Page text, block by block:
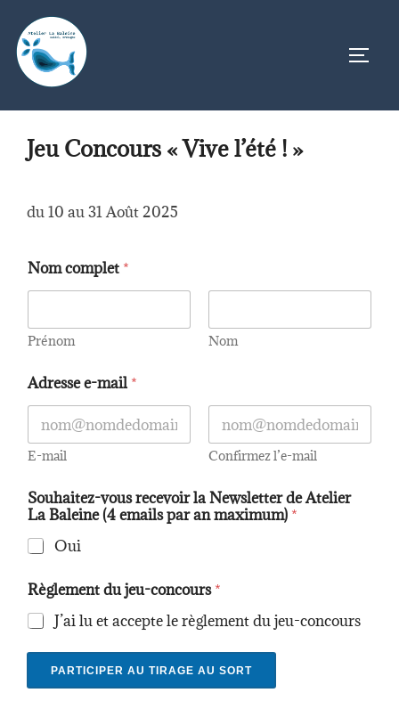
contenu
Jeu Concours « Vive l’été ! »
du 10 au 31 Août 2025
Nom complet *
Prénom Nom
Adresse e-mail *
E-mail Confirmez l’e-mail
a
r
e
-
a
l
Souhaitez-vous recevoir la Newsletter de Atelier
La Baleine (4 emails par an maximum) *
Oui
Règlement du jeu-concours*
J’ai lu et accepte le règlement du jeu-concours
PARTICIPER AU TIRAGE AU SORT